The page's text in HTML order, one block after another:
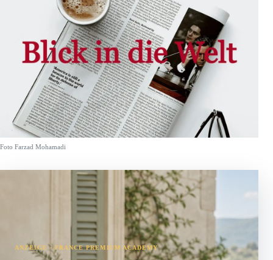
Foto Farzad Mohamadi
ANZEIGE · FRANCE PREMIUM ACADEMY